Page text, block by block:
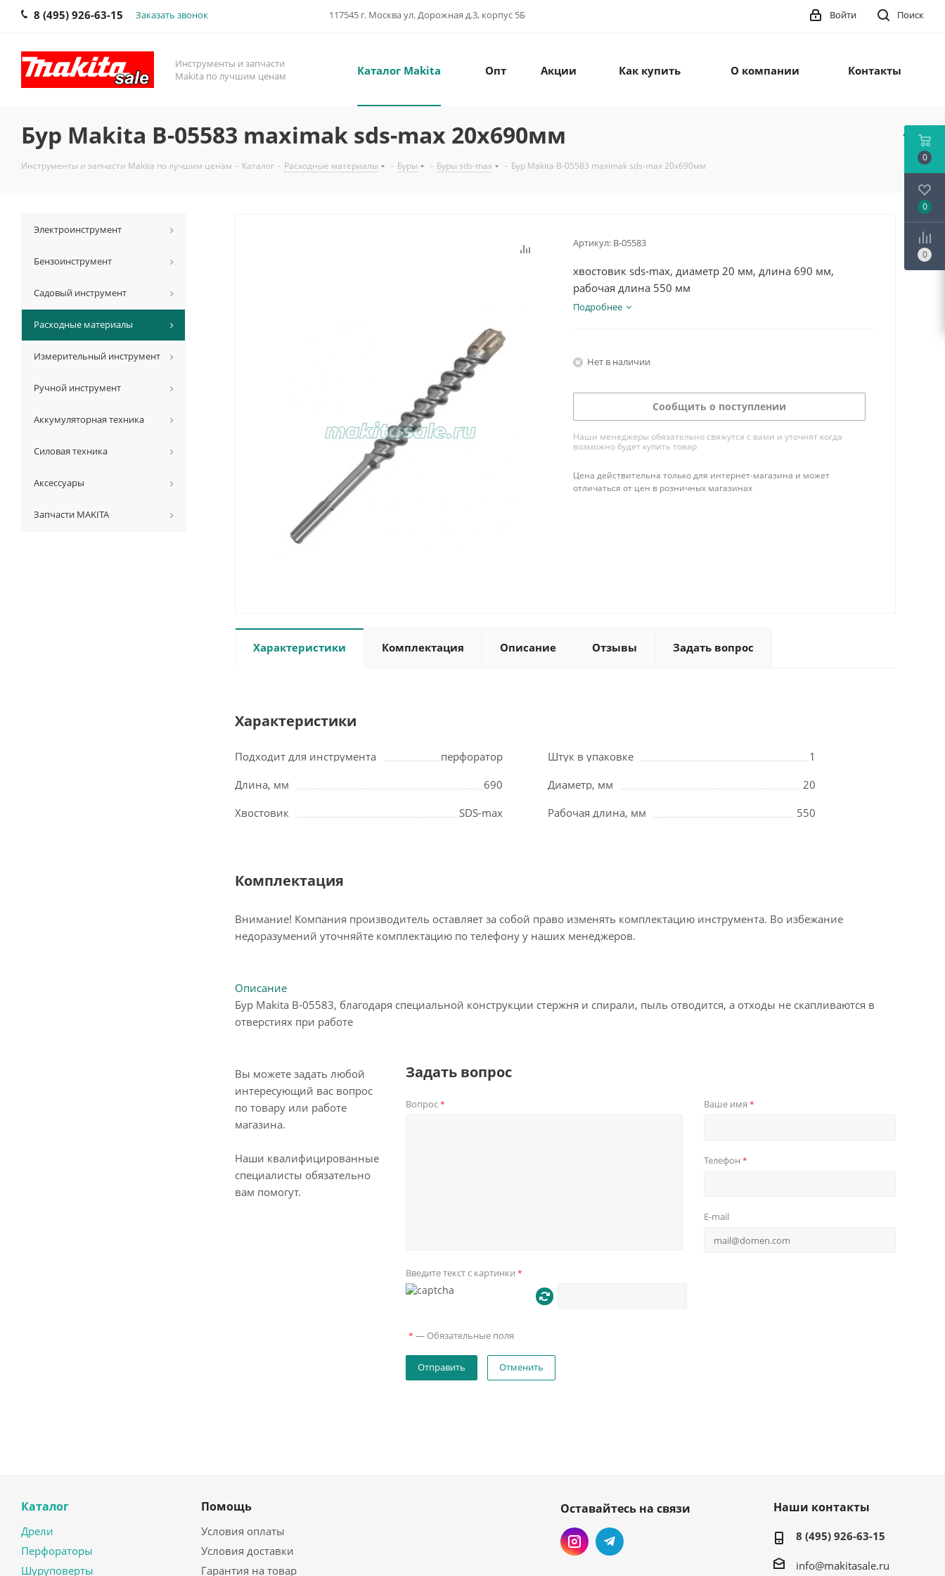
8 (495) 926-63-15 Заказать звонок 117545 г. Москва ул. Дорожная д.3, корпус 5Б Поиск
Войти
Инструменты и запчасти
Makita по лучшим ценам
Каталог Makita Опт Акции Как купить О компании Контакты
Бур Makita B-05583 maximak sds-max 20x690мм
Инструменты и запчасти Makita по лучшим ценам - Каталог - Расходные материалы - Буры - Буры sds-max - Бур Makita B-05583 maximak sds-max 20x690мм
Артикул: B-05583
хвостовик sds-max, диаметр 20 мм, длина 690 мм,
рабочая длина 550 мм
Подробнее
Нет в наличии
Сообщить о поступлении
Наши менеджеры обязательно свяжутся с вами и уточнят когда
возможно будет купить товар
Цена действительна только для интернет-магазина и может
отличаться от цен в розничных магазинах
Характеристики Комплектация Описание Отзывы Задать вопрос
Характеристики
Подходит для инструмента перфоратор Штук в упаковке
1
Длина, мм
690 Диаметр, мм
20
Хвостовик
SDS-max Рабочая длина, мм 550
Комплектация
Внимание! Компания производитель оставляет за собой право изменять комплектацию инструмента. Во избежание
недоразумений уточняйте комплектацию по телефону у наших менеджеров.
Описание
Бур Makita B-05583, благодаря специальной конструкции стержня и спирали, пыль отводится, а отходы не скапливаются в
отверстиях при работе
Вы можете задать любой
интересующий вас вопрос
по товару или работе
магазина.
Наши квалифицированные
специалисты обязательно
вам помогут.
Задать вопрос
Вопрос* Ваше имя *
Телефон *
E-mail
Введите текст с картинки *
* — Обязательные поля
Отменить
Электроинструмент
Бензоинструмент
Садовый инструмент
Расходные материалы
Измерительный инструмент
Ручной инструмент
Аккумуляторная техника
Силовая техника
Аксессуары
Запчасти MAKITA
Каталог
Дрели
Перфораторы
Шуруповерты
Помощь
Условия оплаты
Условия доставки
Гарантия на товар
Оставайтесь на связи Наши контакты
8 (495) 926-63-15
info@makitasale.ru
0
0
0